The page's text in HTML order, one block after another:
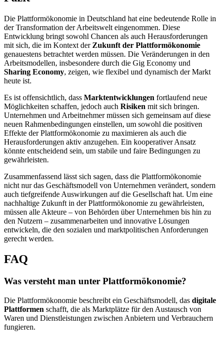
Die Plattformökonomie in Deutschland hat eine bedeutende Rolle in
der Transformation der Arbeitswelt eingenommen. Diese
Entwicklung bringt sowohl Chancen als auch Herausforderungen
mit sich, die im Kontext der Zukunft der Plattformökonomie
genauestens betrachtet werden müssen. Die Veränderungen in den
Arbeitsmodellen, insbesondere durch die Gig Economy und
Sharing Economy, zeigen, wie flexibel und dynamisch der Markt
heute ist.
Es ist offensichtlich, dass Marktentwicklungen fortlaufend neue
Möglichkeiten schaffen, jedoch auch Risiken mit sich bringen.
Unternehmen und Arbeitnehmer müssen sich gemeinsam auf diese
neuen Rahmenbedingungen einstellen, um sowohl die positiven
Effekte der Plattformökonomie zu maximieren als auch die
Herausforderungen aktiv anzugehen. Ein kooperativer Ansatz
könnte entscheidend sein, um stabile und faire Bedingungen zu
gewährleisten.
Zusammenfassend lässt sich sagen, dass die Plattformökonomie
nicht nur das Geschäftsmodell von Unternehmen verändert, sondern
auch tiefgreifende Auswirkungen auf die Gesellschaft hat. Um eine
nachhaltige Zukunft in der Plattformökonomie zu gewährleisten,
müssen alle Akteure – von Behörden über Unternehmen bis hin zu
den Nutzern – zusammenarbeiten und innovative Lösungen
entwickeln, die den sozialen und marktpolitischen Anforderungen
gerecht werden.
FAQ
Was versteht man unter Plattformökonomie?
Die Plattformökonomie beschreibt ein Geschäftsmodell, das digitale
Plattformen schafft, die als Marktplätze für den Austausch von
Waren und Dienstleistungen zwischen Anbietern und Verbrauchern
fungieren.